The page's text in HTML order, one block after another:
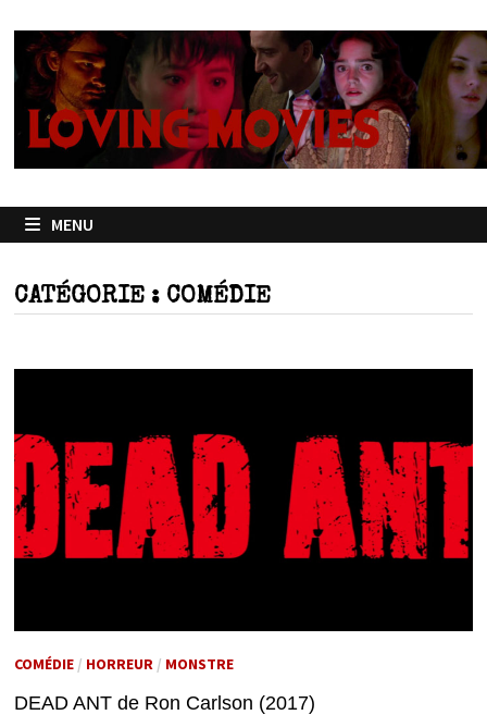
contenu
MENU
CATÉGORIE : COMÉDIE
COMÉDIE/ HORREUR/ MONSTRE
DEAD ANT de Ron Carlson (2017)